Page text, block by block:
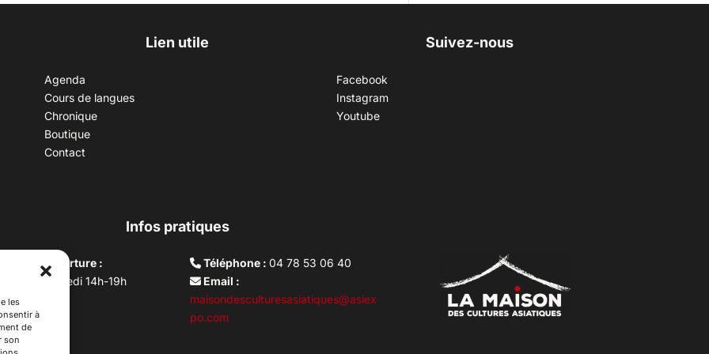
les
à
de
son
Lien utile
Agenda
Cours de langues
Chronique
Boutique
Contact
Suivez-nous
Facebook
Instagram
Youtube
Infos pratiques
d’ouverture :
au vendredi 14h-19h
10h –17h
lundi
Téléphone :04 78 53 06 40
Email :
maisondesculturesasiatiques@asiex
po.com